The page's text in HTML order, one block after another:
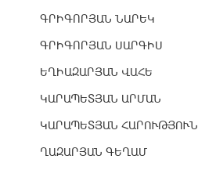
ԳՐԻԳՈՐՅԱՆ ՆԱՐԵԿ
ԳՐԻԳՈՐՅԱՆ ՍԱՐԳԻՍ
ԵՂԻԱԶԱՐՅԱՆ ՎԱՀԵ
ԿԱՐԱՊԵՏՅԱՆ ԱՐՄԱՆ
ԿԱՐԱՊԵՏՅԱՆ ՀԱՐՈՒԹՅՈՒՆ
ՂԱԶԱՐՅԱՆ ԳԵՂԱՄ